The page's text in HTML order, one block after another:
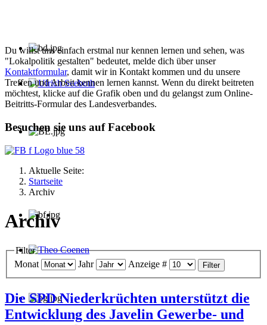
Ulrich Seeboth
Theo Coenen
Du willst uns einfach erstmal nur kennen lernen und sehen, was
"Lokalpolitik gestalten" bedeutet, melde dich über unser
Kontaktformular, damit wir in Kontakt kommen und du unsere
Treffen und Arbeit kennen lernen kannst. Wenn du direkt beitreten
möchtest, klicke auf die Grafik oben und du gelangst zum Online-
Beitritts-Formular des Landesverbandes.
Besuchen sie uns auf Facebook
Aktuelle Seite:
Startseite
Archiv
Archiv
Filter
Monat
Jahr Anzeige # Filter
Die SPD Niederkrüchten unterstützt die
Entwicklung des Javelin Gewerbe- und